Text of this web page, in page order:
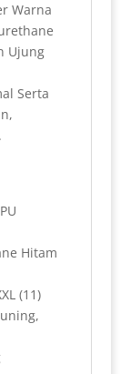
Warna
Ujung
Serta
Hitam
(11)